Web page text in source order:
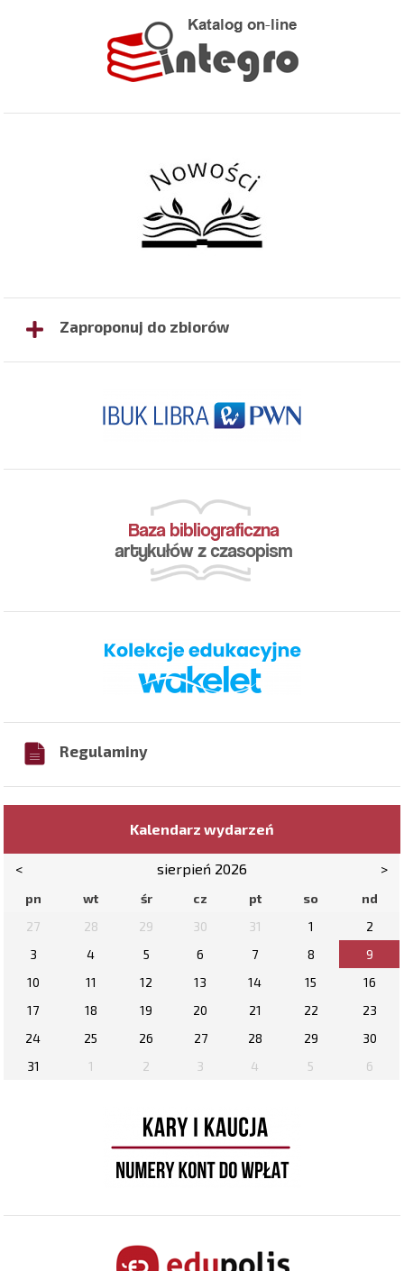
Zaproponuj do zbiorów
Regulaminy
Kalendarz wydarzeń
< sierpień 2026 >
pn wt śr cz pt so
nd
27
28 29 30 31 1
2
3
4 5 6 7 8
9
10
11 12 13 14 15
16
17
18 19 20 21 22
23
24
25 26 27 28 29
30
31
1 2 3 4 5 6